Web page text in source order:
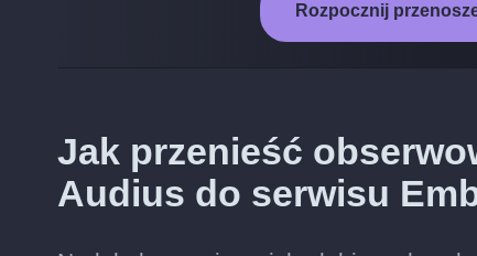
Rozpocznij
Jak przenieść
Audius do serwisu